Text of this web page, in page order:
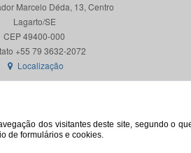
dos visitantes deste site, segundo o
de formulários e cookies.
Marcelo Déda, 13, Centro
Lagarto/SE
CEP 49400-000
Localização
Universidade Federal de Sergipe.